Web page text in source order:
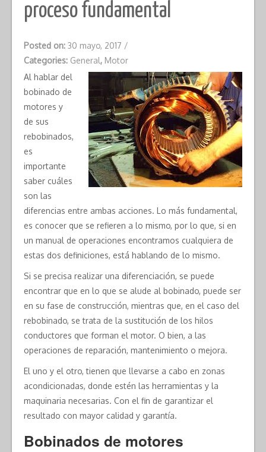
proceso fundamental
Posted on: 30 mayo, 2017 /
Categories: General, Motor
Al hablar del
bobinado de
motores y
de sus
rebobinados,
es
importante
saber cuáles
son las
diferencias entre ambas acciones. Lo más fundamental,
es conocer que se refieren a lo mismo, por lo que, si en
un manual de operaciones encontramos cualquiera de
estas dos definiciones, está hablando de lo mismo.
Si se precisa realizar una diferenciación, se puede
encontrar que en lo que se alude al bobinado, puede ser
en su fase de construcción, mientras que, en el caso del
rebobinado, se trata de la sustitución de los hilos
conductores que forman el motor. O bien, a las
operaciones de reparación, mantenimiento o mejora.
El uno y el otro, tienen que llevarse a cabo en zonas
acondicionadas, donde estén las herramientas y la
maquinaria necesarias. Con el fin de garantizar el
resultado con mayor calidad y garantía.
Bobinados de motores